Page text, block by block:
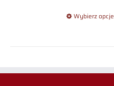
Wybierz opcje